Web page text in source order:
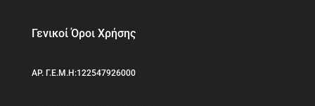
Γενικοί Όροι Χρήσης
ΑΡ. Γ.Ε.Μ.Η:122547926000